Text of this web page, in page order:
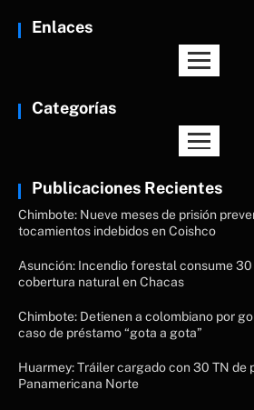
Enlaces
Categorías
Publicaciones Recientes
Chimbote: Nueve meses de prisión
tocamientos indebidos en Coishco
Asunción: Incendio forestal consume
cobertura natural en Chacas
Chimbote: Detienen a colombiano por
caso de préstamo “gota a gota”
Huarmey: Tráiler cargado con 30 TN de
Panamericana Norte